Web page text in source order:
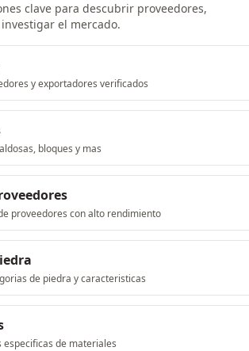
clave para descubrir proveedores,
el mercado.
y exportadores verificados
bloques y mas
proveedores con alto rendimiento
de piedra y caracteristicas
especificas de materiales